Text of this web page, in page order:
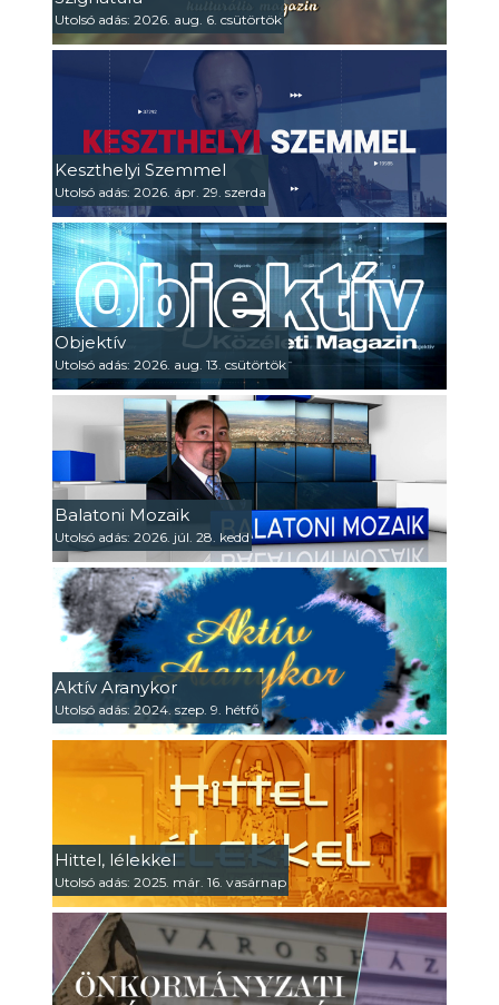
Utolsó adás: 2026. aug. 6. csütörtök
Keszthelyi Szemmel
Utolsó adás: 2026. ápr. 29. szerda
Objektív
Utolsó adás: 2026. aug. 13. csütörtök
Balatoni Mozaik
Utolsó adás: 2026. júl. 28. kedd
Aktív Aranykor
Utolsó adás: 2024. szep. 9. hétfő
Hittel, lélekkel
Utolsó adás: 2025. már. 16. vasárnap